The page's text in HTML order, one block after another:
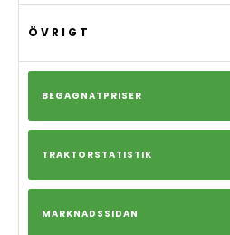
ÖVRIGT
BEGAGNATPRISER
TRAKTORSTATISTIK
MARKNADSSIDAN